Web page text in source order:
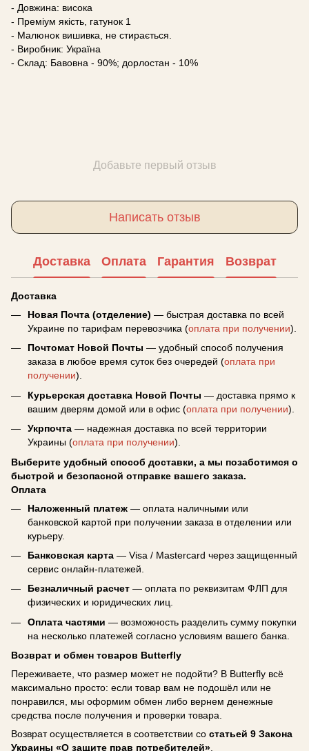
- Довжина: висока
- Преміум якість, гатунок 1
- Малюнок вишивка, не стирається.
- Виробник: Україна
- Склад: Бавовна - 90%; дорлостан - 10%
Добавьте первый отзыв
Написать отзыв
Доставка Оплата Гарантия Возврат
Доставка
Новая Почта (отделение) — быстрая доставка по всей
Украине по тарифам перевозчика (оплата при получении).
Почтомат Новой Почты — удобный способ получения
заказа в любое время суток без очередей (оплата при
получении).
Курьерская доставка Новой Почты — доставка прямо к
вашим дверям домой или в офис (оплата при получении).
Укрпочта — надежная доставка по всей территории
Украины (оплата при получении).
Выберите удобный способ доставки, а мы позаботимся о
быстрой и безопасной отправке вашего заказа.
Оплата
Наложенный платеж — оплата наличными или
банковской картой при получении заказа в отделении или
курьеру.
Банковская карта — Visa / Mastercard через защищенный
сервис онлайн-платежей.
Безналичный расчет — оплата по реквизитам ФЛП для
физических и юридических лиц.
Оплата частями — возможность разделить сумму покупки
на несколько платежей согласно условиям вашего банка.
Возврат и обмен товаров Butterfly
Переживаете, что размер может не подойти? В Butterfly всё
максимально просто: если товар вам не подошёл или не
понравился, мы оформим обмен либо вернем денежные
средства после получения и проверки товара.
Возврат осуществляется в соответствии со статьей 9 Закона
Украины «О защите прав потребителей»